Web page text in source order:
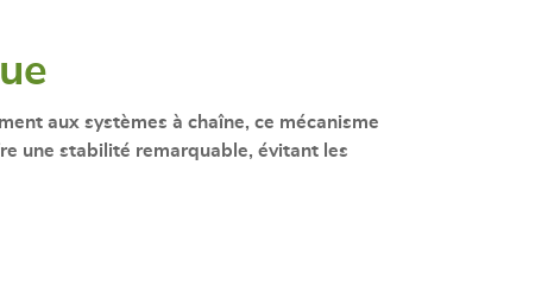
aux systèmes à chaîne, ce mécanisme
une stabilité remarquable, évitant les